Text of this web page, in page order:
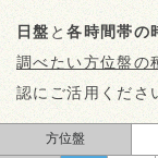
日盤 と各時間帯の
調べたい方位盤の
認にご活用くださ
方位盤